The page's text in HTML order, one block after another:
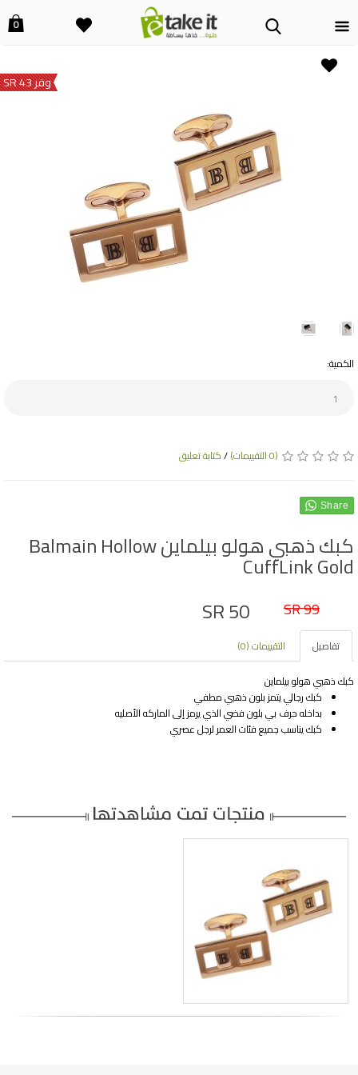
0
وفر 43 SR
الكمية:
(0 التقييمات) /كتابة تعليق
Share
كبك ذهبي هولو بيلماين Balmain Hollow
CuffLink Gold
SR 99
SR 50
تفاصيل
التقييمات (0)
كبك ذهبي هولو بيلماين
كبك رجالي يتمز بلون ذهبي مطفي
بداخله حرف بي بلون فضي الذي يرمز إلى الماركه الأصليه
كبك يناسب جميع فئات العمر لرجل عصري